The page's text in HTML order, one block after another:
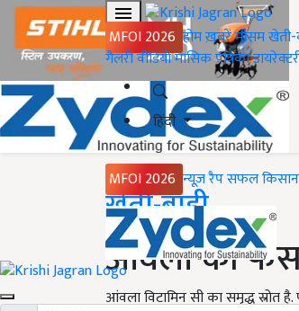
MFOI 2026 होमख़बरेंमौसमखेती-
गैलरीवीडियोमासिक पत्रिका
हिंदी
MFOI 2026 न्यूज़ रैपसफल किसान
Home
खेती-बाड़ी
आंवला की
आंवला विटामिन सी का समृद्ध स्रोत